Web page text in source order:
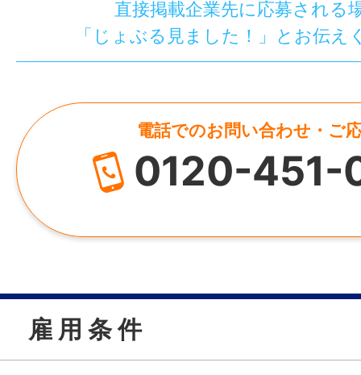
直接掲載企業先に応募される
「じょぶる見ました！」とお伝え
電話でのお問い合わせ・ご
0120-451-
雇 用 条 件